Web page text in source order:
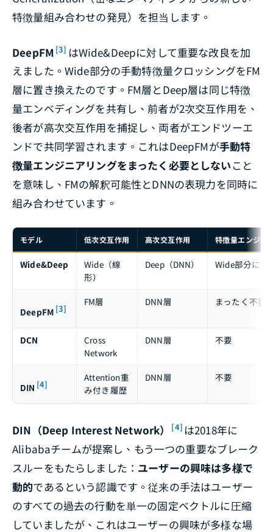
特徴量組み合わせの発見）を担当します。
DeepFM [3] はWide&Deepに対して重要な改良を加
えました。Wide部分の手動特徴量クロッシングをFM
層に置き換えたのです。FM層とDeep層は同じ特徴
量エンベディングを共有し、前者が2次交互作用を、
後者が高次交互作用を捕捉し、両者がエンドツーエ
ンドで共同学習されます。これはDeepFMが手動特
徴量エンジニアリングをまったく必要としない こと
を意味し、FMの解釈可能性とDNNの表現力を同時に
組み合わせています。
モデル 低次交互作用 高次交互作用 特徴量エンジニ
Wide&Deep
Wide（線
形）
Deep（DNN） Wide部分に必
DeepFM [3]
FM層 DNN層 まったく不要
DCN
Cross
Network
DNN層 不要
DIN [4]
Attention重
み付き履歴
DNN層 不要
DIN（Deep Interest Network） [4] は2018年に
Alibabaチームが提案し、もう一つの重要なブレーク
スルーをもたらしました： ユーザーの興味は多様で
動的であるという認識です。従来の手法はユーザー
のすべての過去の行動を単一の固定ベクトルに圧縮
していましたが、これはユーザーの興味が多様な場